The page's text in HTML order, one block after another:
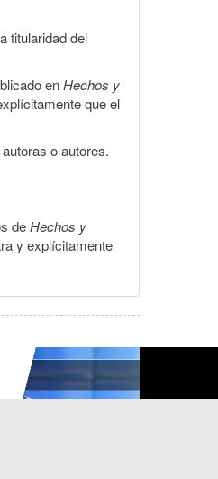
titularidad del
enHechos y
que el
o autores.
deHechos y
y explícitamente